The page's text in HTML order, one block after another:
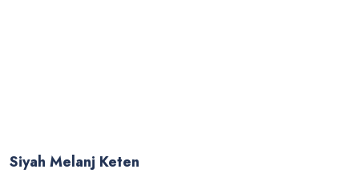
Siyah Melanj Keten